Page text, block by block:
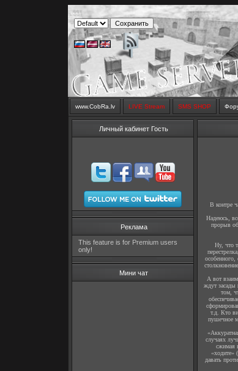
www.CobRa.lv LIVE Stream SMS SHOP
Личный кабинет Гость
Реклама
This feature is for Premium users
only!
Мини чат
В контре
Надеюсь,
прорыв
Ну, что
А вот
ждут засады
том,
т.д. Кто
пушечное
случаях
сжимая
«ходите»
давать